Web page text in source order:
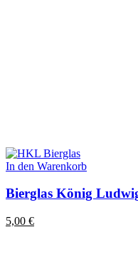
In den Warenkorb
Bierglas König
5,00 €